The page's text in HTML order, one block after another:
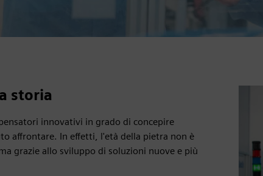
storia
innovativi in grado di concepire
affrontare. In effetti, l'età della pietra non è
grazie allo sviluppo di soluzioni nuove e più